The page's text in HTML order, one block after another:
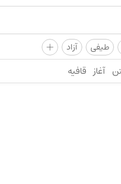
طیفی آزاد +
آغاز قافیه